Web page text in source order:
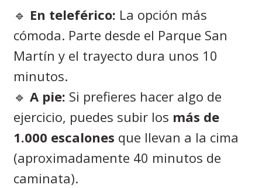
🔹 En teleférico: La opción más
cómoda. Parte desde el Parque San
Martín y el trayecto dura unos 10
minutos.
🔹 A pie: Si prefieres hacer algo de
ejercicio, puedes subir los más de
1.000 escalones que llevan a la cima
(aproximadamente 40 minutos de
caminata).